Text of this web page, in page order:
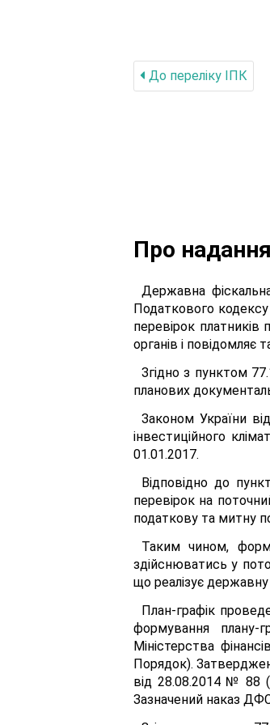
До переліку IПК
Про надання
Державна
Податкового
перевірок
органів і повідомляє
Згідно з пунктом
планових
Законом України
інвестиційного
01.01.2017.
Відповідно до
перевірок на
податкову та митну
Таким чином,
здійснюватись у
що реалізує
План-графік
формування плану-
Міністерства
Порядок).
від 28.08.2014 № 88
Зазначений наказ